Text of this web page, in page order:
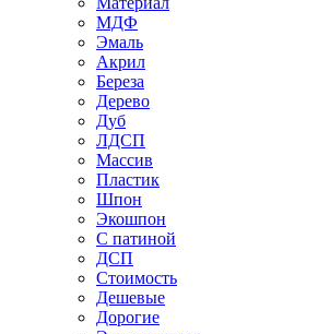
МДФ
Эмаль
Акрил
Береза
Дерево
Дуб
ЛДСП
Массив
Пластик
Шпон
Экошпон
С патиной
ДСП
Стоимость
Дешевые
Дорогие